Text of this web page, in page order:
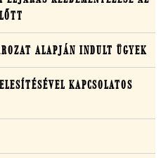
ALAPJÁN INDULT ÜGYEK
KAPCSOLATOS